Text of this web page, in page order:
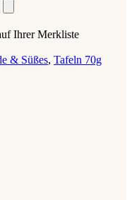
Ihrer Merkliste
& Süßes, Tafeln 70g